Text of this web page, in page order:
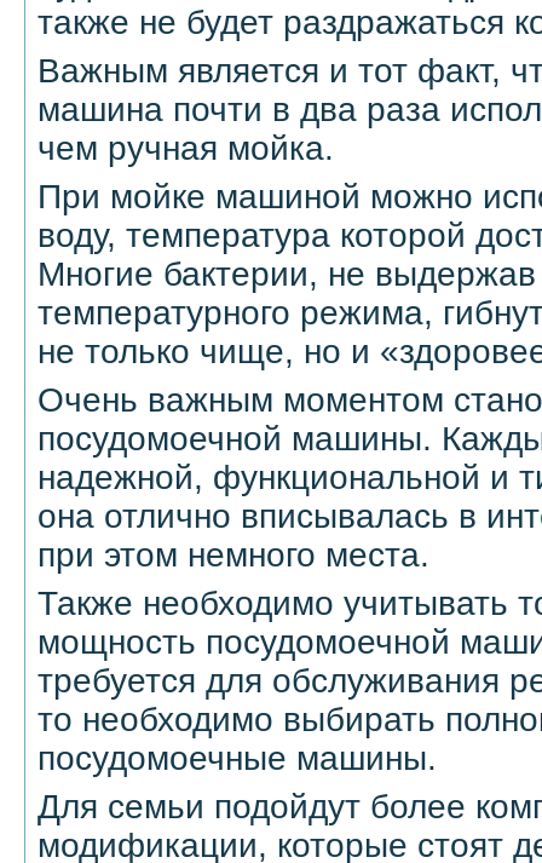
также не будет раздражаться
Важным является и тот факт,
машина почти в два раза
чем ручная мойка.
При мойке машиной можно
воду, температура которой
Многие бактерии, не выдержав
температурного режима,
не только чище, но и
Очень важным моментом
посудомоечной машины.
надежной, функциональной и
она отлично вписывалась в
при этом немного места.
Также необходимо учитывать
мощность посудомоечной
требуется для обслуживания
то необходимо выбирать
посудомоечные машины.
Для семьи подойдут более
модификации, которые стоят